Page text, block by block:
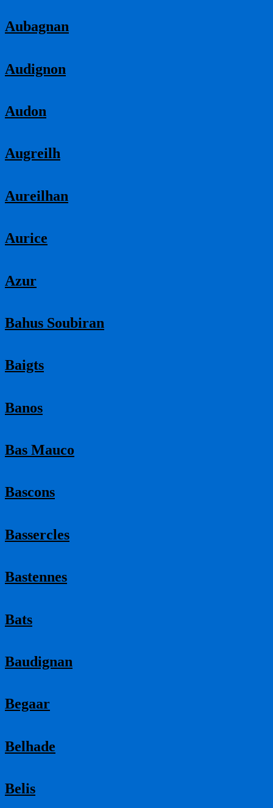
Aubagnan
Audignon
Audon
Augreilh
Aureilhan
Aurice
Azur
Bahus Soubiran
Baigts
Banos
Bas Mauco
Bascons
Bassercles
Bastennes
Bats
Baudignan
Begaar
Belhade
Belis